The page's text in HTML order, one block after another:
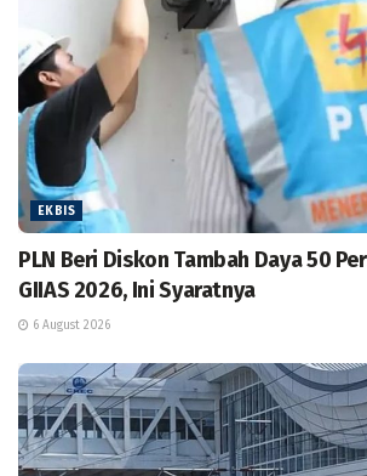
EKBIS
PLN Beri Diskon Tambah Daya 50
GIIAS 2026, Ini Syaratnya
6 August 2026